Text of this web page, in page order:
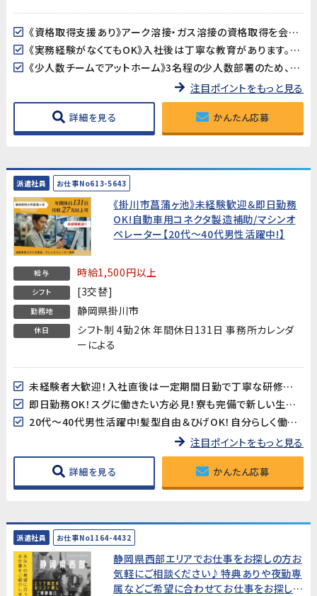
《資格取得支援あり》アーク溶接・ガス溶接の資格取得を会社がバックアップ！資格は持っていないけど取りたい方、大歓迎です。40歳以上の方は溶接資格が必須となります。
《実務経験がなくてもOK》入社後は丁寧な教育があります。資格は持っているが実務経験がない方も安心してスタートできます。
《少人数チームでアットホーム》3名程の少人数部署のため、コミュニケーションが取りやすく働きやすい環境です。
注目ポイントをもっと見る
詳細を見る かんたん応募
派遣社員 お仕事No613-5643
《掛川市菖蒲ヶ池》未経験歓迎＆即日勤務
OK!自動車用コネクタ製造補助/マシンオ
ペレーター【20代～40代男性活躍中!】
給与 時給1,500円以上
シフト [3交替]
勤務地 静岡県掛川市
休日
シフト制 4勤2休 年間休日131日 事務所カレンダ
ーによる
未経験者大歓迎！入社直後は一定期間日勤で丁寧な研修がありますので安心してスタートできます!
即日勤務OK！スグに働きたい方必見！寮も完備で新しい生活をすぐにスタートできます!
20代～40代男性活躍中!髪型自由＆ひげOK！自分らしく働けます!
注目ポイントをもっと見る
詳細を見る かんたん応募
派遣社員 お仕事No1164-4432
静岡県西部エリアでお仕事をお探しの方お
気軽にご相談ください♪特典ありや夜勤専
属などご希望に合わせてお仕事をお探しし